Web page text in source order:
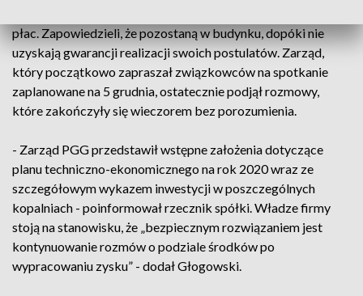
płac. Zapowiedzieli, że pozostaną w budynku, dopóki nie
uzyskają gwarancji realizacji swoich postulatów. Zarząd,
który początkowo zapraszał związkowców na spotkanie
zaplanowane na 5 grudnia, ostatecznie podjął rozmowy,
które zakończyły się wieczorem bez porozumienia.
- Zarząd PGG przedstawił wstępne założenia dotyczące
planu techniczno-ekonomicznego na rok 2020 wraz ze
szczegółowym wykazem inwestycji w poszczególnych
kopalniach - poinformował rzecznik spółki. Władze firmy
stoją na stanowisku, że „bezpiecznym rozwiązaniem jest
kontynuowanie rozmów o podziale środków po
wypracowaniu zysku” - dodał Głogowski.